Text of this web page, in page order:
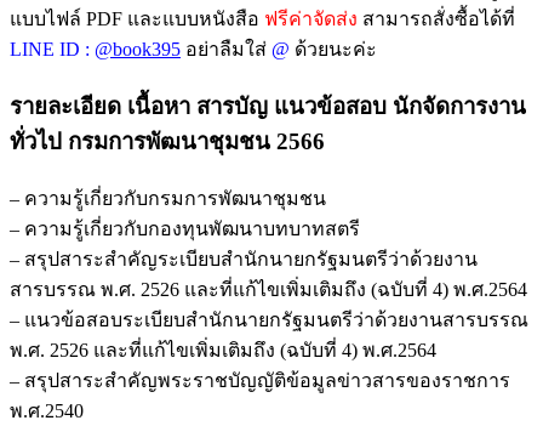
แบบไฟล์ PDF และแบบหนังสือ ฟรีค่าจัดส่ง สามารถสั่งซื้อได้ที่
LINE ID : @book395 อย่าลืมใส่ @ ด้วยนะค่ะ
รายละเอียด เนื้อหา สารบัญ แนวข้อสอบ นักจัดการงาน
ทั่วไป กรมการพัฒนาชุมชน 2566
– ความรู้เกี่ยวกับกรมการพัฒนาชุมชน
– ความรู้เกี่ยวกับกองทุนพัฒนาบทบาทสตรี
– สรุปสาระสำคัญระเบียบสำนักนายกรัฐมนตรีว่าด้วยงาน
สารบรรณ พ.ศ. 2526 และที่แก้ไขเพิ่มเติมถึง (ฉบับที่ 4) พ.ศ.2564
– แนวข้อสอบระเบียบสำนักนายกรัฐมนตรีว่าด้วยงานสารบรรณ
พ.ศ. 2526 และที่แก้ไขเพิ่มเติมถึง (ฉบับที่ 4) พ.ศ.2564
– สรุปสาระสำคัญพระราชบัญญัติข้อมูลข่าวสารของราชการ
พ.ศ.2540